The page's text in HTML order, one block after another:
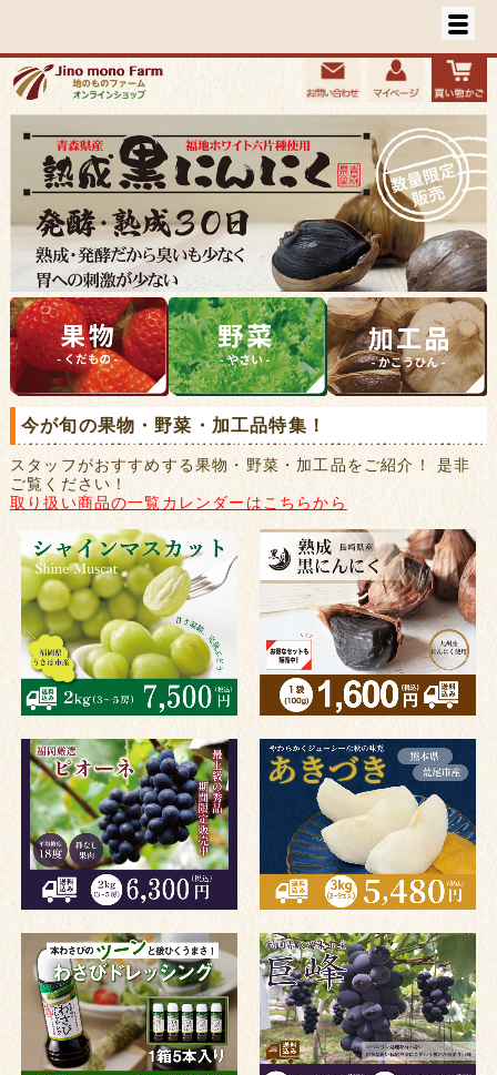
今が旬の果物・野菜・加工品特集！
スタッフがおすすめする果物・野菜・加工品をご紹介！ 是非
ご覧ください！
取り扱い商品の一覧カレンダーはこちらから